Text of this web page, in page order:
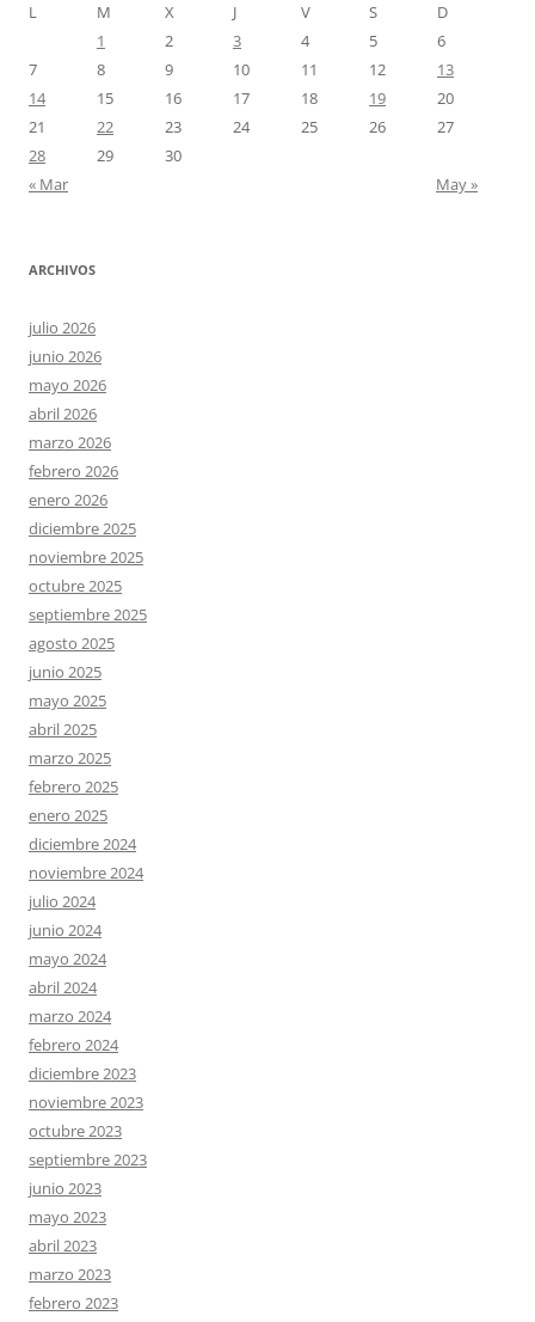
L M X J V S
D
1
2 3 4 5
6
7
8 9 10 11 12
13
14
15 16 17 18 19
20
21
22 23 24 25 26
27
28
29
30
« Mar
May »
ARCHIVOS
julio 2026
junio 2026
mayo 2026
abril 2026
marzo 2026
febrero 2026
enero 2026
diciembre 2025
noviembre 2025
octubre 2025
septiembre 2025
agosto 2025
junio 2025
mayo 2025
abril 2025
marzo 2025
febrero 2025
enero 2025
diciembre 2024
noviembre 2024
julio 2024
junio 2024
mayo 2024
abril 2024
marzo 2024
febrero 2024
diciembre 2023
noviembre 2023
octubre 2023
septiembre 2023
junio 2023
mayo 2023
abril 2023
marzo 2023
febrero 2023